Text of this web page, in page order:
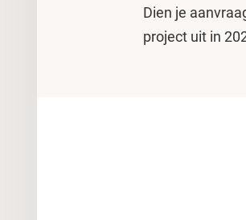
Dien je
project uit in